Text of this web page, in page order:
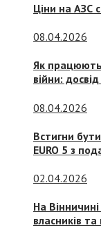
Ціни на АЗС
08.04.2026
Як працюють
війни:
08.04.2026
Встигни
EURO 5 з
02.04.2026
На
власників